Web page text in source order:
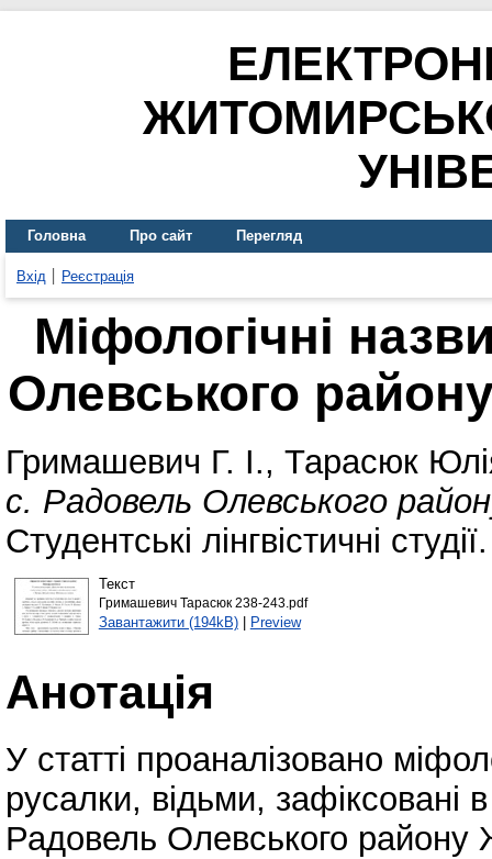
Головна Про сайт Перегляд
Вхід Реєстрація
Міфологічні
Олевського
Гримашевич Г. І., Тарасюк
с. Радовель Олевського
Студентські лінгвістичні
Текст
Гримашевич Тарасюк 238-243.pdf
Завантажити (194kB)| Preview
Анотація
У статті проаналізовано
русалки, відьми, зафіксовані
Радовель Олевського району